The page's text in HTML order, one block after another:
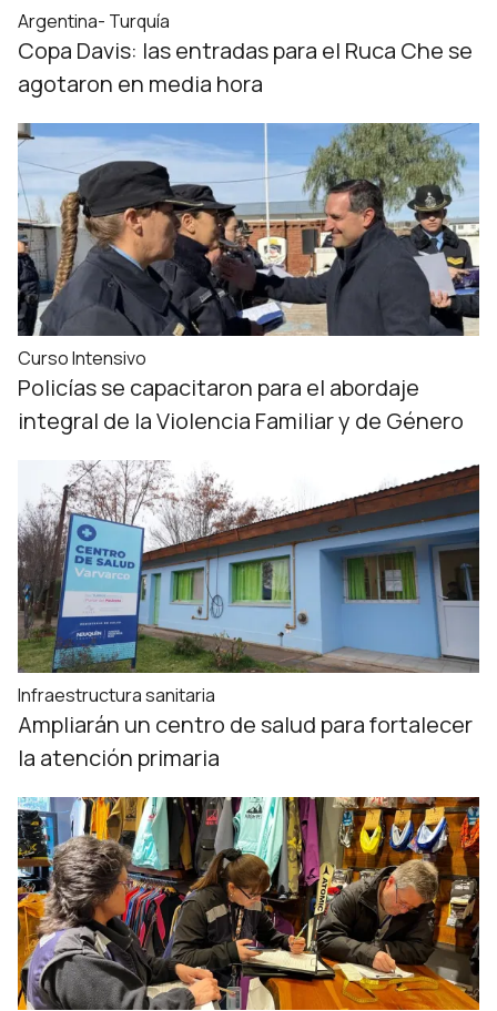
Argentina- Turquía
Copa Davis: las entradas para el Ruca Che se
agotaron en media hora
Curso Intensivo
Policías se capacitaron para el abordaje
integral de la Violencia Familiar y de Género
Infraestructura sanitaria
Ampliarán un centro de salud para fortalecer
la atención primaria